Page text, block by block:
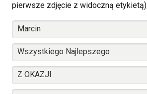
pierwsze zdjęcie z widoczną etykietą)